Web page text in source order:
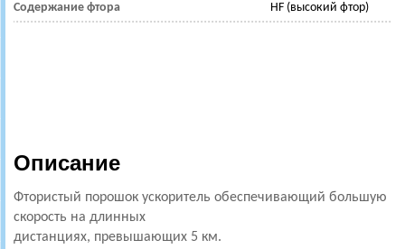
Содержание фтора HF (высокий фтор)
Описание
Фтористый порошок ускоритель обеспечивающий большую
скорость на длинных
дистанциях, превышающих 5 км.